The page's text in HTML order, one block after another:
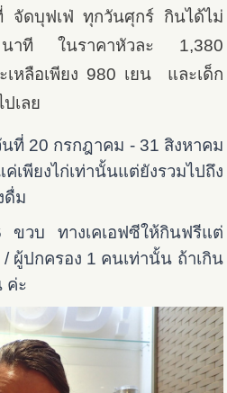
จัดบุฟเฟ่ ทุกวันศุกร์ กินได้ไม่
าที ในราคาหัวละ 1,380
เหลือเพียง 980 เยน และเด็ก
เลย
ที่ 20 กรกฎาคม - 31 สิงหาคม
พียงไก่เท่านั้นแต่ยังรวมไปถึง
ดื่ม
ขวบ ทางเคเอฟซีให้กินฟรีแต่
ผู้ปกครอง 1 คนเท่านั้น ถ้าเกิน
ค่ะ